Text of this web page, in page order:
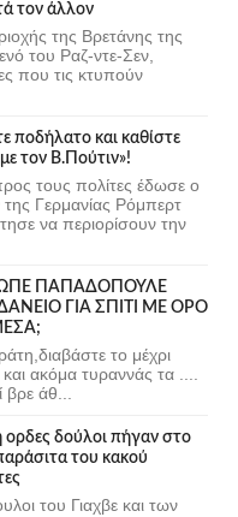
τον άλλον
της Βρετάνης της
του Ραζ-ντε-Σεν,
που τις κτυπούν
ποδήλατο και καθίστε
τον Β.Πούτιν»!
τους πολίτες έδωσε ο
Γερμανίας Ρόμπερτ
να περιορίσουν την
ΠΑΠΑΔΟΠΟΥΛΕ
ΓΙΑ ΣΠΙΤΙ ΜΕ ΟΡΟ
το μέχρι
ακόμα τυραννάς τα ....
βρε άθ...
ορδες δούλοι πήγαν στο
του κακού
του Γιαχβε και των